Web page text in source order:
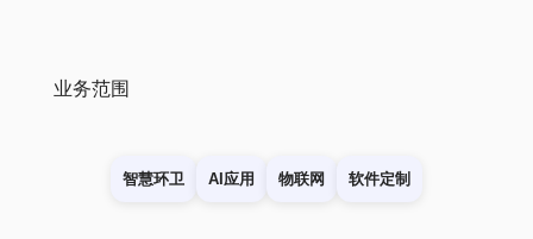
业务范围
智慧环卫 AI应用 物联网 软件定制